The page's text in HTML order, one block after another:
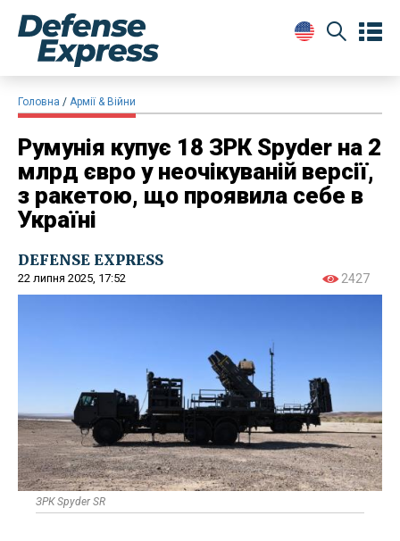
Головна Армії & Війни
Румунія купує 18 ЗРК Spyder на 2
млрд євро у неочікуваній версії,
з ракетою, що проявила себе в
Україні
DEFENSE EXPRESS
22 липня 2025, 17:52 2427
ЗРК Spyder SR